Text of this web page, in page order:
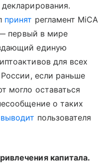
принят регламент MiCA
первый в мире
единую
для всех
если раньше
могло оставаться
о таких
выводит пользователя
капитала.